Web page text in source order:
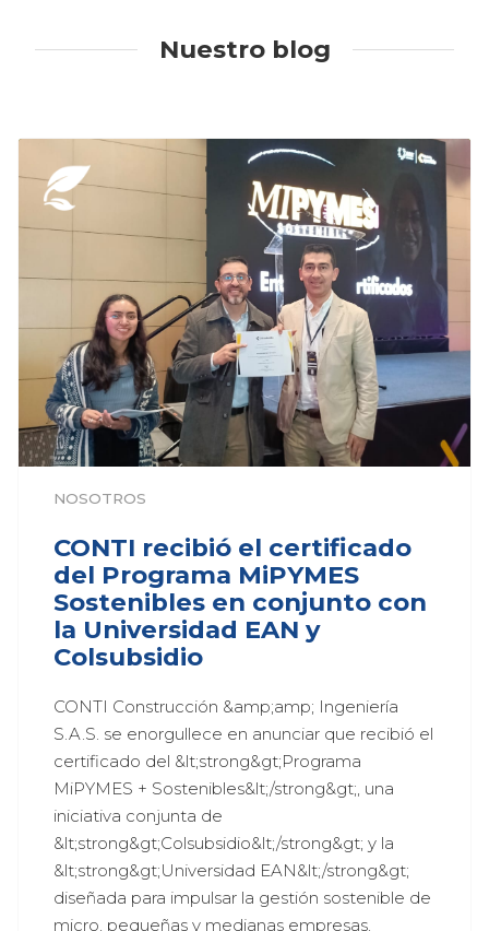
Nuestro blog
NOSOTROS
CONTI recibió el certificado
del Programa MiPYMES
Sostenibles en conjunto con
la Universidad EAN y
Colsubsidio
CONTI Construcción &amp;amp; Ingeniería
S.A.S. se enorgullece en anunciar que recibió el
certificado del &lt;strong&gt;Programa
MiPYMES + Sostenibles&lt;/strong&gt;, una
iniciativa conjunta de
&lt;strong&gt;Colsubsidio&lt;/strong&gt; y la
&lt;strong&gt;Universidad EAN&lt;/strong&gt;
diseñada para impulsar la gestión sostenible de
micro, pequeñas y medianas empresas.